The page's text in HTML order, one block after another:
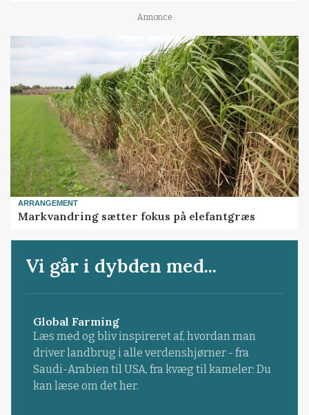
Annonce
ARRANGEMENT
Markvandring sætter fokus på elefantgræs
Vi går i dybden med...
Global Farming
Læs med og bliv inspireret af, hvordan man
driver landbrug i alle verdenshjørner - fra
Saudi-Arabien til USA, fra kvæg til kameler: Du
kan læse om det her.